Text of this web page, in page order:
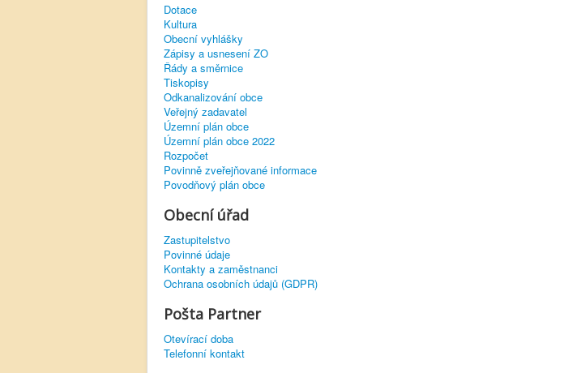
Dotace
Kultura
Obecní vyhlášky
Zápisy a usnesení ZO
Řády a směrnice
Tiskopisy
Odkanalizování obce
Veřejný zadavatel
Územní plán obce
Územní plán obce 2022
Rozpočet
Povinně zveřejňované informace
Povodňový plán obce
Obecní úřad
Zastupitelstvo
Povinné údaje
Kontakty a zaměstnanci
Ochrana osobních údajů (GDPR)
Pošta Partner
Otevírací doba
Telefonní kontakt